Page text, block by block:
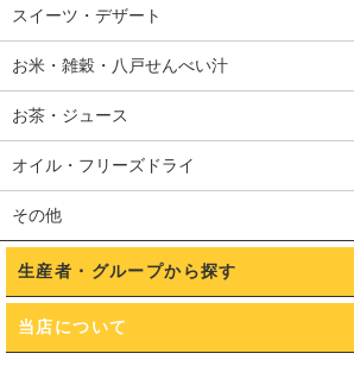
スイーツ・デザート
お米・雑穀・八戸せんべい汁
お茶・ジュース
オイル・フリーズドライ
その他
生産者・グループから探す
当店について